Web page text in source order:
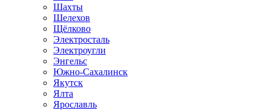
Шахты
Шелехов
Щёлково
Электросталь
Электроугли
Энгельс
Южно-Сахалинск
Якутск
Ялта
Ярославль